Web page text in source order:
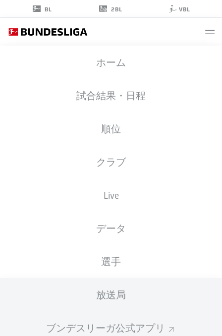
BL 2BL VBL
ホーム
試合結果・日程
順位
クラブ
Live
データ
選手
放送局
ブンデスリーガ公式アプリ
09.01.2008
2026/2027